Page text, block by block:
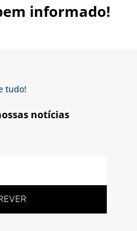
informado!
tudo!
notícias